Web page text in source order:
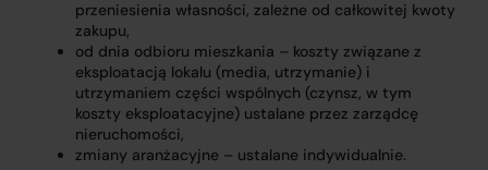
przeniesienia własności, zależne od całkowitej kwoty
zakupu,
od dnia odbioru mieszkania – koszty związane z
eksploatacją lokalu (media, utrzymanie) i
utrzymaniem części wspólnych (czynsz, w tym
koszty eksploatacyjne) ustalane przez zarządcę
nieruchomości,
zmiany aranżacyjne – ustalane indywidualnie.